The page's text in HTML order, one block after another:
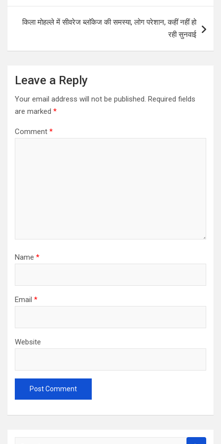
p
p
o
k
किला मोहल्ले में सीवरेज ब्लॉकेज की समस्या, लोग परेशान, कहीं नहीं हो
रही सुनवाई
Leave a Reply
Your email address will not be published. Required fields
are marked *
Comment *
Name *
Email *
Website